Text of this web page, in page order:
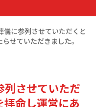
儀に参列させていただくと
せていただきました。
列させていただ
拝命し運営にあ